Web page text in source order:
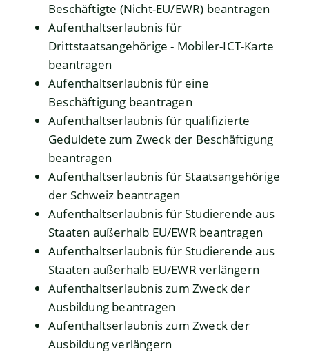
Beschäftigte (Nicht-EU/EWR) beantragen
Aufenthaltserlaubnis für
Drittstaatsangehörige - Mobiler-ICT-Karte
beantragen
Aufenthaltserlaubnis für eine
Beschäftigung beantragen
Aufenthaltserlaubnis für qualifizierte
Geduldete zum Zweck der Beschäftigung
beantragen
Aufenthaltserlaubnis für Staatsangehörige
der Schweiz beantragen
Aufenthaltserlaubnis für Studierende aus
Staaten außerhalb EU/EWR beantragen
Aufenthaltserlaubnis für Studierende aus
Staaten außerhalb EU/EWR verlängern
Aufenthaltserlaubnis zum Zweck der
Ausbildung beantragen
Aufenthaltserlaubnis zum Zweck der
Ausbildung verlängern